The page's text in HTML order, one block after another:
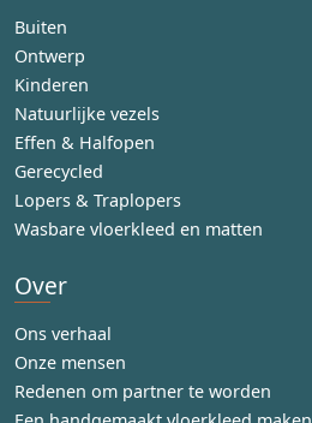
Buiten
Ontwerp
Kinderen
Natuurlijke vezels
Effen & Halfopen
Gerecycled
Lopers & Traplopers
Wasbare vloerkleed en matten
Over
Ons verhaal
Onze mensen
Redenen om partner te worden